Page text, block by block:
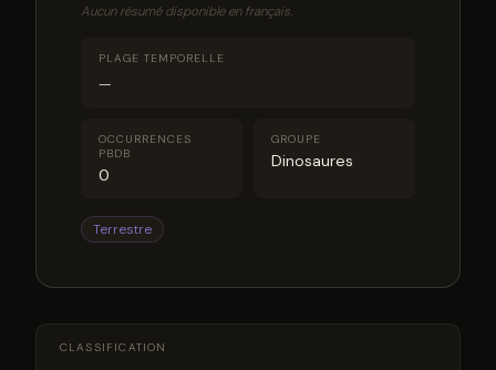
Aucun résumé disponible en français.
PLAGE TEMPORELLE
—
OCCURRENCES
PBDB
0
GROUPE
Dinosaures
Terrestre
CLASSIFICATION